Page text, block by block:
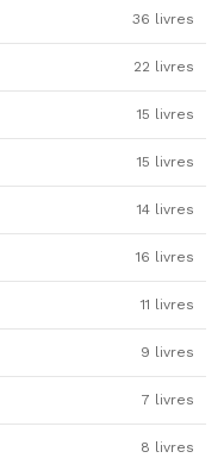
36 livres
22 livres
15 livres
15 livres
14 livres
16 livres
11 livres
9 livres
7 livres
8 livres